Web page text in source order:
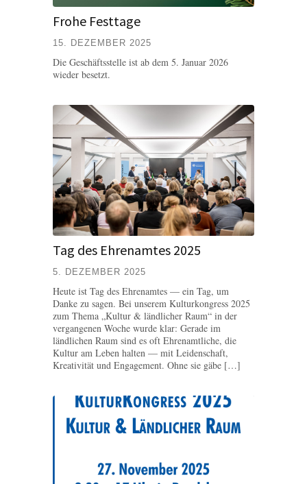
Frohe Festtage
15. DEZEMBER 2025
Die Geschäftsstelle ist ab dem 5. Januar 2026
wieder besetzt.
Tag des Ehrenamtes 2025
5. DEZEMBER 2025
Heute ist Tag des Ehrenamtes — ein Tag, um
Danke zu sagen. Bei unserem Kulturkongress 2025
zum Thema „Kultur & ländlicher Raum“ in der
vergangenen Woche wurde klar: Gerade im
ländlichen Raum sind es oft Ehrenamtliche, die
Kultur am Leben halten — mit Leidenschaft,
Kreativität und Engagement. Ohne sie gäbe […]